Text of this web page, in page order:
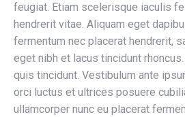
feugiat. Etiam scelerisque iaculis
hendrerit vitae. Aliquam eget
fermentum nec placerat hendrerit,
eget nibh et lacus tincidunt
quis tincidunt. Vestibulum ante
orci luctus et ultrices posuere
ullamcorper nunc eu placerat